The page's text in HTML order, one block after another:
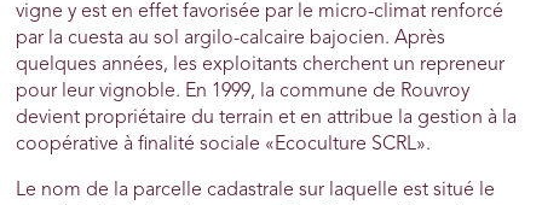
vigne y est en effet favorisée par le micro-climat renforcé
par la cuesta au sol argilo-calcaire bajocien. Après
quelques années, les exploitants cherchent un repreneur
pour leur vignoble. En 1999, la commune de Rouvroy
devient propriétaire du terrain et en attribue la gestion à la
coopérative à finalité sociale «Ecoculture SCRL».
Le nom de la parcelle cadastrale sur laquelle est situé le